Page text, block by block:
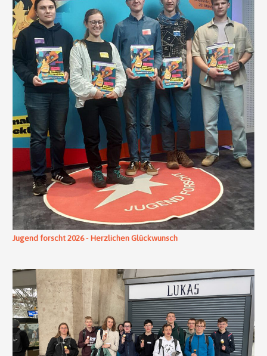
Jugend forscht 2026 - Herzlichen Glückwunsch